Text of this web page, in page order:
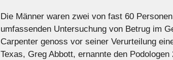
Die Männer waren zwei von fast 60
umfassenden Untersuchung von Betrug im
Carpenter genoss vor seiner Verurteilung
Texas, Greg Abbott, ernannte den